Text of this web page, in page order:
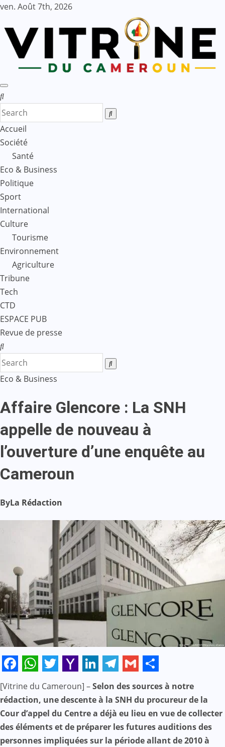
Skip
content
ven. Août 7th, 2026
Accueil
Société
Santé
Eco & Business
Politique
Sport
International
Culture
Tourisme
Environnement
Agriculture
Tribune
Tech
CTD
ESPACE PUB
Revue de presse
Eco & Business
Affaire Glencore : La SNH
appelle de nouveau à
l’ouverture d’une enquête au
Cameroun
ByLa Rédaction
Facebook
WhatsApp
Twitter
Yahoo
Mail
LinkedIn
Telegram
Gmail
Share
[Vitrine du Cameroun] –Selon des sources à notre
rédaction, une descente à la SNH du procureur de la
Cour d’appel du Centre a déjà eu lieu en vue de collecter
des éléments et de préparer les futures auditions des
personnes impliquées sur la période allant de 2010 à